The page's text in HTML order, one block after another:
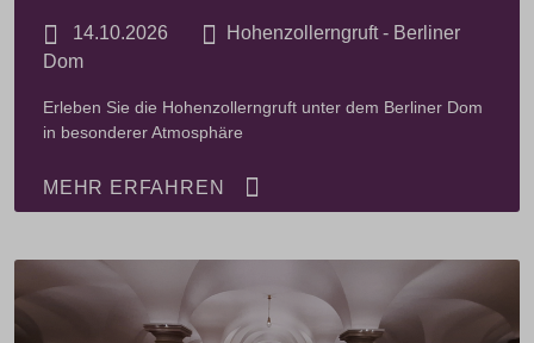
14.10.2026
Hohenzollerngruft - Berliner
Dom
Erleben Sie die Hohenzollerngruft unter dem Berliner Dom
in besonderer Atmosphäre
MEHR ERFAHREN